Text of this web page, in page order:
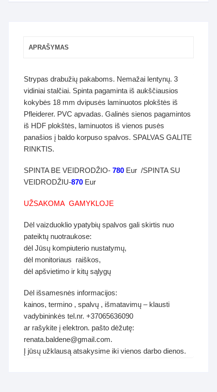
APRAŠYMAS
Strypas drabužių pakaboms. Nemažai lentynų. 3
vidiniai stalčiai. Spinta pagaminta iš aukščiausios
kokybės 18 mm dvipusės laminuotos plokštės iš
Pfleiderer. PVC apvadas. Galinės sienos pagamintos
iš HDF plokštės, laminuotos iš vienos pusės
panašios į baldo korpuso spalvos. SPALVAS GALITE
RINKTIS.
SPINTA BE VEIDRODŽIO- 780 Eur /SPINTA SU
VEIDRODŽIU-870 Eur
UŽSAKOMA GAMYKLOJE
Dėl vaizduoklio ypatybių spalvos gali skirtis nuo
pateiktų nuotraukose:
dėl Jūsų kompiuterio nustatymų,
dėl monitoriaus raiškos,
dėl apšvietimo ir kitų sąlygų
Dėl išsamesnės informacijos:
kainos, termino , spalvų , išmatavimų – klausti
vadybininkės tel.nr. +37065636090
ar rašykite į elektron. pašto dėžutę:
renata.baldene@gmail.com.
Į jūsų užklausą atsakysime iki vienos darbo dienos.